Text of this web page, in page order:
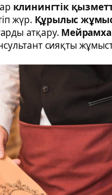
клинингтік
жүр. Құрылыс
атқару.
сияқты